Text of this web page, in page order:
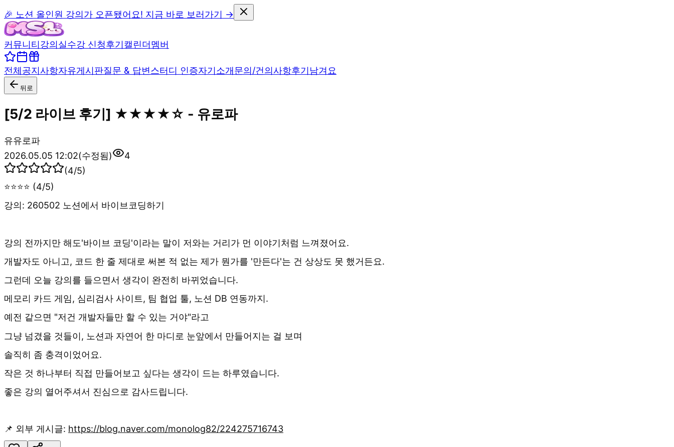
🎉 노션 올인원 강의가 오픈됐어요! 지금 바로 보러가기 →
커뮤니티강의실수강 신청후기캘린더멤버
전체공지사항자유게시판질문 & 답변스터디 인증자기소개문의/건의사항후기남겨요
뒤로
[5/2 라이브 후기] ★★★★☆ - 유로파
유유로파
2026.05.05 12:02(수정됨)
4
(4/5)
⭐⭐⭐⭐ (4/5)
강의: 260502 노션에서 바이브코딩하기
강의 전까지만 해도'바이브 코딩'이라는 말이 저와는 거리가 먼 이야기처럼 느껴졌어요.
개발자도 아니고, 코드 한 줄 제대로 써본 적 없는 제가 뭔가를 '만든다'는 건 상상도 못 했거든요.
그런데 오늘 강의를 들으면서 생각이 완전히 바뀌었습니다.
메모리 카드 게임, 심리검사 사이트, 팀 협업 툴, 노션 DB 연동까지.
예전 같으면 "저건 개발자들만 할 수 있는 거야"라고
그냥 넘겼을 것들이, 노션과 자연어 한 마디로 눈앞에서 만들어지는 걸 보며
솔직히 좀 충격이었어요.
작은 것 하나부터 직접 만들어보고 싶다는 생각이 드는 하루였습니다.
좋은 강의 열어주셔서 진심으로 감사드립니다.
📌 외부 게시글: https://blog.naver.com/monolog82/224275716743